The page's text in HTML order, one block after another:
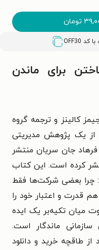
تومان
OFF30
برای ماندن
کالینز و ترجمه گروه
از یک پژوهش مدیریتی
جان سریان منتشر
کرده است. این کتاب
چرا بعضی شرکت‌ها فقط
قدرت و اعتبار خود را
میان تکیه‌بر یک ایده
ماندگار است.
طاقچه خرید و دانلود